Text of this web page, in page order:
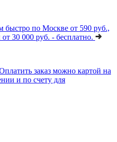
быстро по Москве от 590 руб.,
30 000 руб. - бесплатно.
заказ можно картой на
и по счету для